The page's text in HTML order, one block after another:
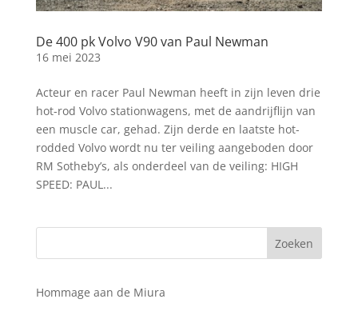
De 400 pk Volvo V90 van Paul Newman
16 mei 2023
Acteur en racer Paul Newman heeft in zijn leven drie
hot-rod Volvo stationwagens, met de aandrijflijn van
een muscle car, gehad. Zijn derde en laatste hot-
rodded Volvo wordt nu ter veiling aangeboden door
RM Sotheby’s, als onderdeel van de veiling: HIGH
SPEED: PAUL...
Hommage aan de Miura